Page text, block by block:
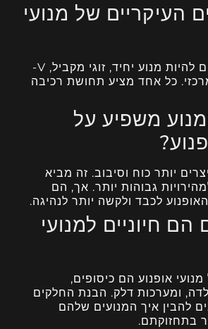
העיקריים של מנועי
מנועי אופנוע יכולים להיות מנוע יחיד, זוגי מקביל, V-
כל אחד מציע תחושת רכיבה
משפיע על
יותר כוח וסיבוב. זה מביא
גבוהות יותר. אך, הם
לכבד ולקשה יותר לנהיגה.
הם חיוניים למנועי
אופנוע הם כיסופים,
ומערכות דלק. הבנת החלקים
להבין איך המנועים שלהם
בתחזוקתם.